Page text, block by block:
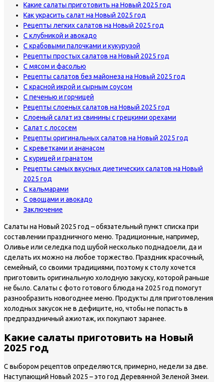
Какие салаты приготовить на Новый 2025 год
Как украсить салат на Новый 2025 год
Рецепты легких салатов на Новый 2025 год
С клубникой и авокадо
С крабовыми палочками и кукурузой
Рецепты простых салатов на Новый 2025 год
С мясом и фасолью
Рецепты салатов без майонеза на Новый 2025 год
С красной икрой и сырным соусом
С печенью и горчицей
Рецепты слоеных салатов на Новый 2025 год
Слоеный салат из свинины с грецкими орехами
Салат с лососем
Рецепты оригинальных салатов на Новый 2025 год
С креветками и ананасом
С курицей и гранатом
Рецепты самых вкусных диетических салатов на Новый
2025 год
С кальмарами
С овощами и авокадо
Заключение
Салаты на Новый 2025 год – обязательный пункт списка при
составлении праздничного меню. Традиционные, например,
Оливье или селедка под шубой несколько поднадоели, да и
сделать их можно на любое торжество. Праздник красочный,
семейный, со своими традициями, поэтому к столу хочется
приготовить оригинальную холодную закуску, которой раньше
не было. Салаты с фото готового блюда на 2025 год помогут
разнообразить новогоднее меню. Продукты для приготовления
холодных закусок не в дефиците, но, чтобы не попасть в
предпраздничный ажиотаж, их покупают заранее.
Какие салаты приготовить на Новый
2025 год
С выбором рецептов определяются, примерно, недели за две.
Наступающий Новый 2025 – это год Деревянной Зеленой Змеи.